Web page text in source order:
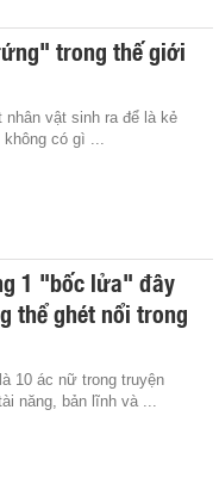
trong thế giới
nhân vật sinh ra để là kẻ
có gì ...
1 "bốc lửa" đây
thể ghét nổi trong
10 ác nữ trong truyện
năng, bản lĩnh và ...